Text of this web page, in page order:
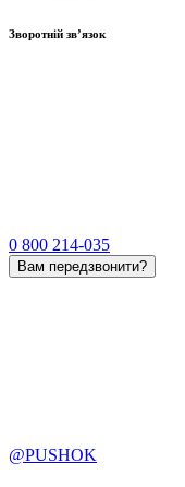
Зворотній зв’язок
0 800 214-035
Вам передзвонити?
@PUSHOK